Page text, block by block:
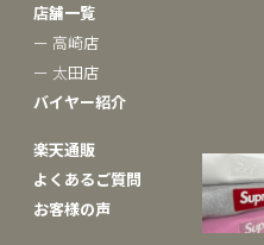
店舗一覧
ー 高崎店
ー 太田店
バイヤー紹介
楽天通販
よくあるご質問
お客様の声